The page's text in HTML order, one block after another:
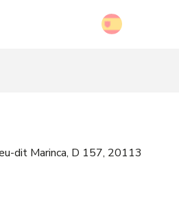
dit Marinca, D 157, 20113